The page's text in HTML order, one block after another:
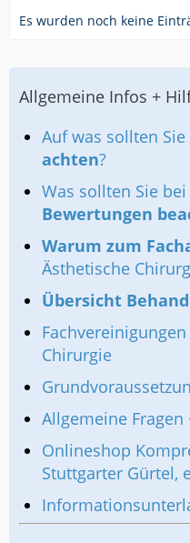
Es wurden noch keine
Allgemeine Infos +
Auf was sollten
achten?
Was sollten Sie bei
Bewertungen
Warum zum
Ästhetische
Übersicht
Chirurgie
Allgemeine
Onlineshop
Stuttgarter Gürtel,